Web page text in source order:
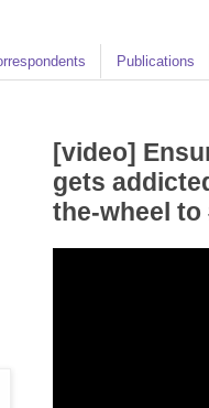
Publications
[video]
gets
the-wheel to